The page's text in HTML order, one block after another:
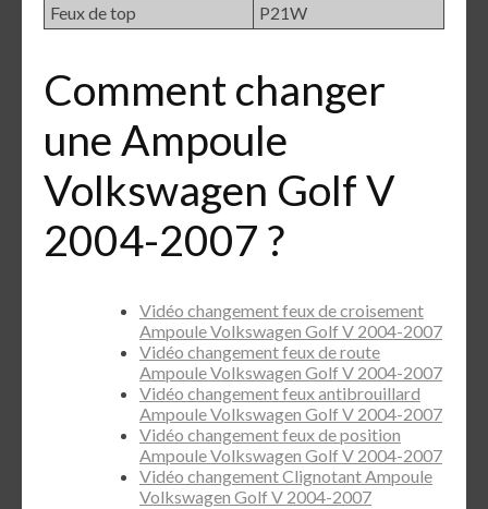
Feux de top
P21W
Comment changer
une Ampoule
Volkswagen Golf V
2004-2007 ?
Vidéo changement feux de croisement
Ampoule Volkswagen Golf V 2004-2007
Vidéo changement feux de route
Ampoule Volkswagen Golf V 2004-2007
Vidéo changement feux antibrouillard
Ampoule Volkswagen Golf V 2004-2007
Vidéo changement feux de position
Ampoule Volkswagen Golf V 2004-2007
Vidéo changement Clignotant Ampoule
Volkswagen Golf V 2004-2007